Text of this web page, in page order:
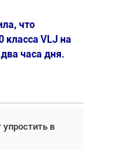
что
класса VLJ на
часа дня.
в
и БПЛА в